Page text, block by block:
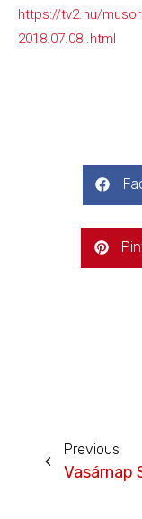
https://tv2.hu/
2018.07.08..html
Previous